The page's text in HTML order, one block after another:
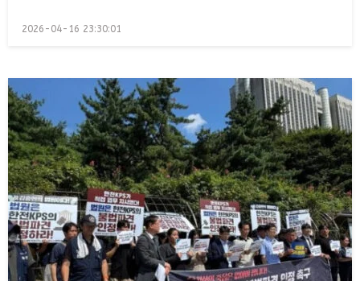
Posted
2026-04-16 23:30:01